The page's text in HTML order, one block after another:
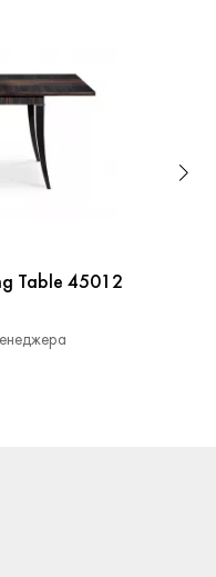
Table 45012